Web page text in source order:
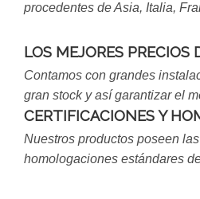
procedentes de Asia, Italia,
LOS MEJORES PRECIOS
Contamos con grandes
gran stock y así garantizar el
CERTIFICACIONES Y
Nuestros productos poseen
homologaciones estándares